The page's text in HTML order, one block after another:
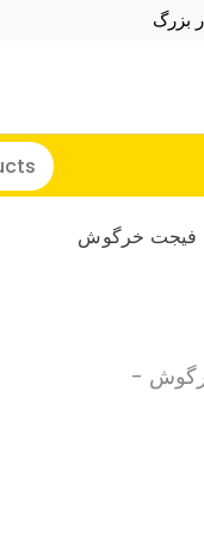
بزرگ
لوازم
بازی تراول ماگ
فیجت خرگوش